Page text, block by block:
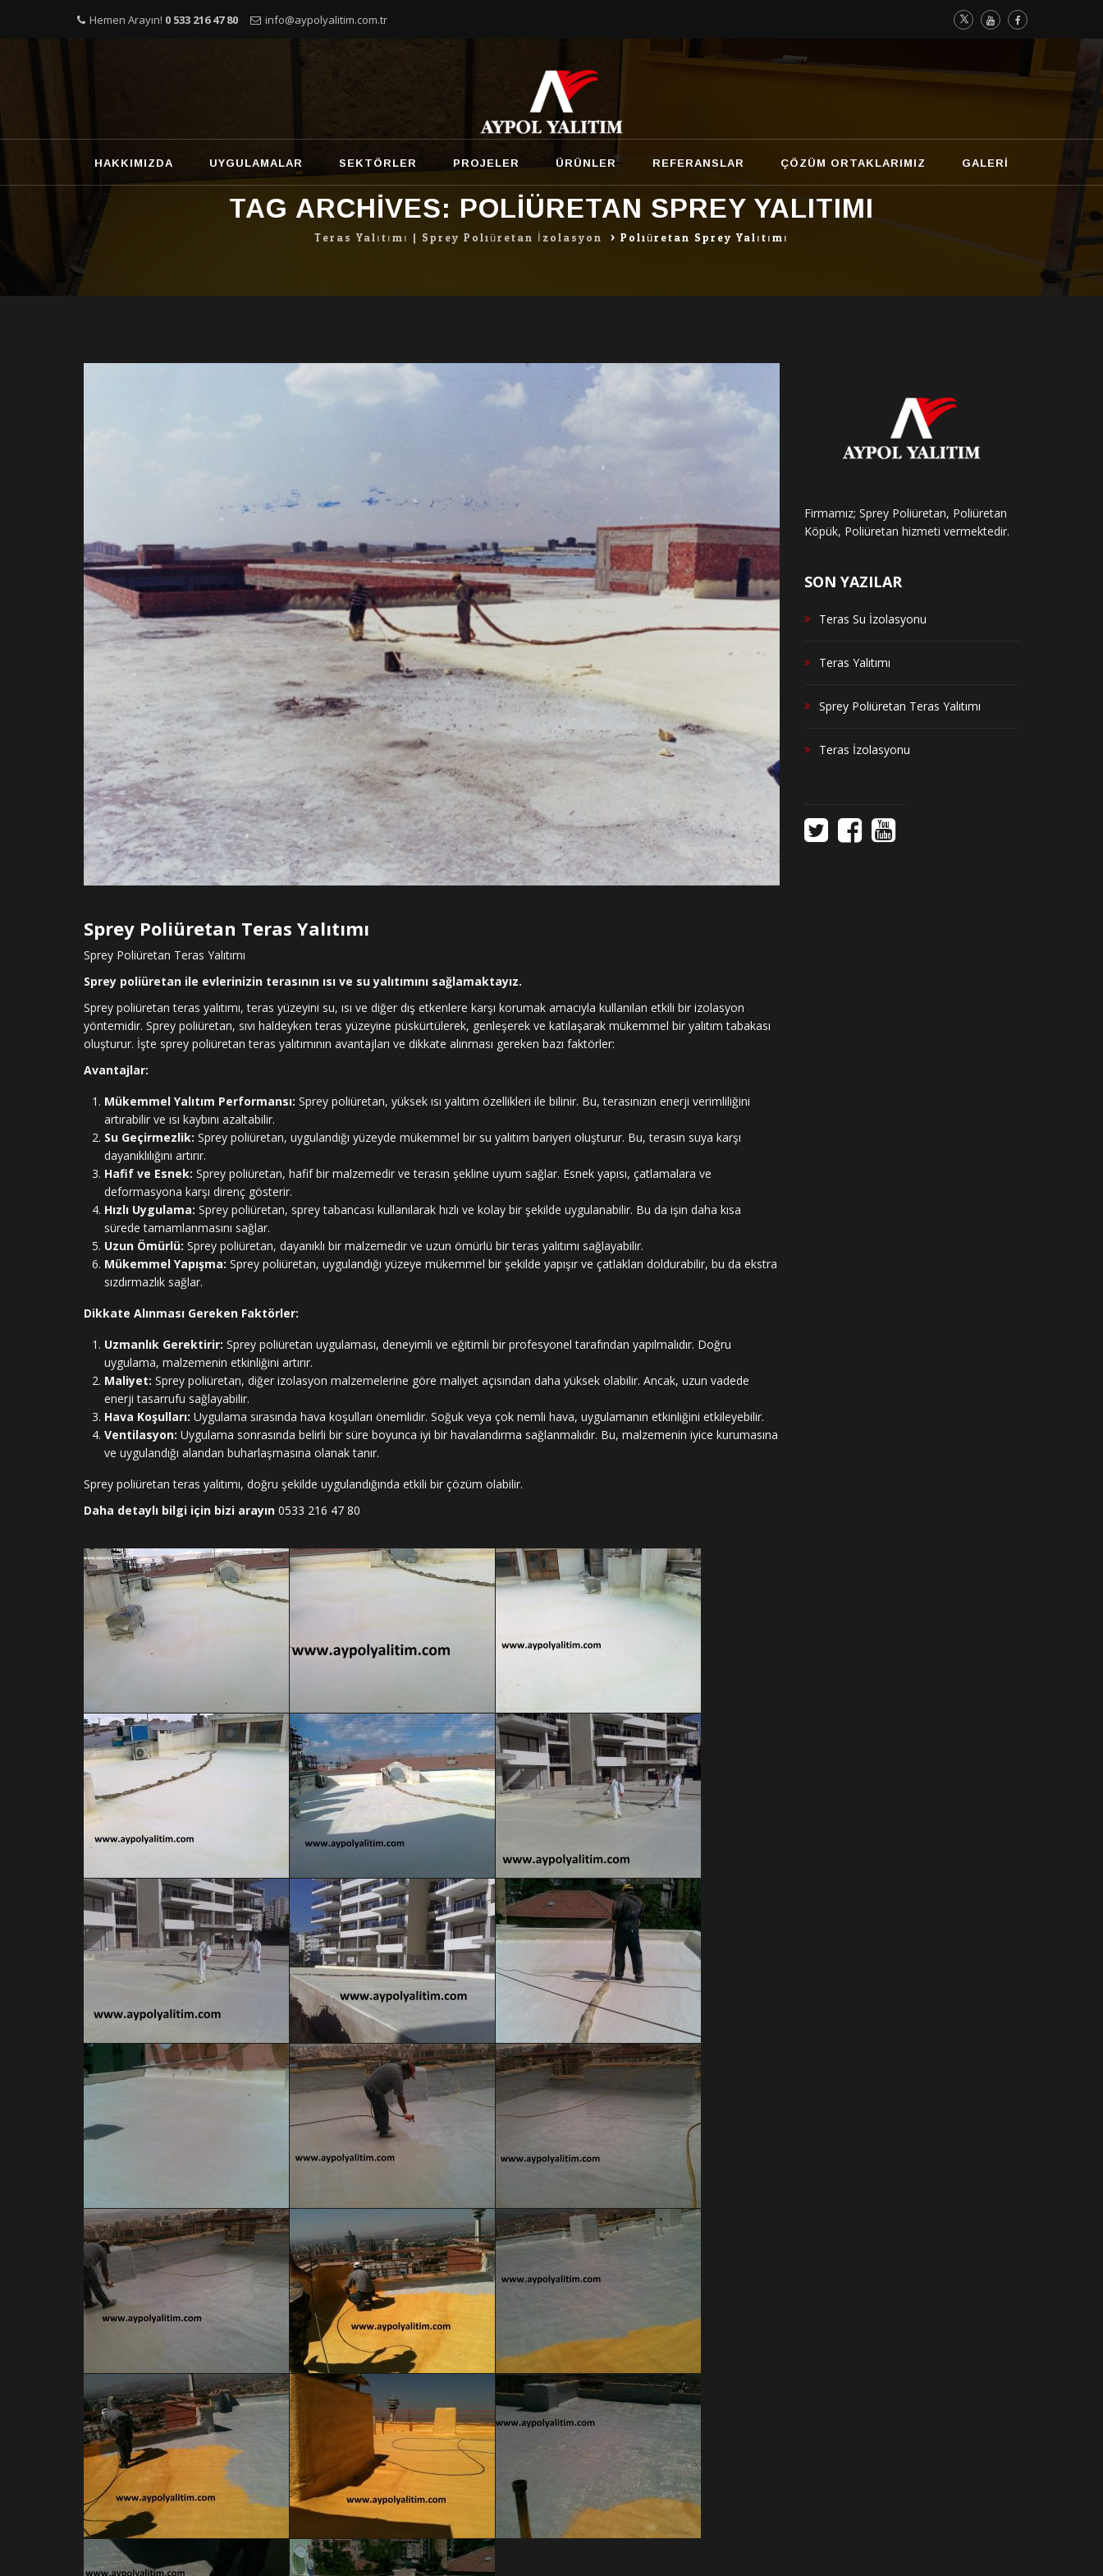
Hemen Arayın! 0 533 216 47 80 info@aypolyalitim.com.tr
content
HAKKIMIZDA UYGULAMALAR SEKTÖRLER PROJELER ÜRÜNLER REFERANSLAR ÇÖZÜM ORTAKLARIMIZ GALERI
TAG ARCHIVES: POLIÜRETAN SPREY YALITIMI
Teras Yalıtımı | Sprey Poliüretan İzolasyon > Poliüretan Sprey Yalıtımı
Sprey Poliüretan Teras Yalıtımı
Sprey Poliüretan Teras Yalıtımı
Sprey poliüretan ile evlerinizin terasının ısı ve su yalıtımını sağlamaktayız.
Sprey poliüretan teras yalıtımı, teras yüzeyini su, ısı ve diğer dış etkenlere karşı korumak amacıyla kullanılan etkili bir izolasyon
yöntemidir. Sprey poliüretan, sıvı haldeyken teras yüzeyine püskürtülerek, genleşerek ve katılaşarak mükemmel bir yalıtım tabakası
oluşturur. İşte sprey poliüretan teras yalıtımının avantajları ve dikkate alınması gereken bazı faktörler:
Avantajlar:
Mükemmel Yalıtım Performansı: Sprey poliüretan, yüksek ısı yalıtım özellikleri ile bilinir. Bu, terasınızın enerji verimliliğini
artırabilir ve ısı kaybını azaltabilir.
Su Geçirmezlik: Sprey poliüretan, uygulandığı yüzeyde mükemmel bir su yalıtım bariyeri oluşturur. Bu, terasın suya karşı
dayanıklılığını artırır.
Hafif ve Esnek: Sprey poliüretan, hafif bir malzemedir ve terasın şekline uyum sağlar. Esnek yapısı, çatlamalara ve
deformasyona karşı direnç gösterir.
Hızlı Uygulama: Sprey poliüretan, sprey tabancası kullanılarak hızlı ve kolay bir şekilde uygulanabilir. Bu da işin daha kısa
sürede tamamlanmasını sağlar.
Uzun Ömürlü: Sprey poliüretan, dayanıklı bir malzemedir ve uzun ömürlü bir teras yalıtımı sağlayabilir.
Mükemmel Yapışma: Sprey poliüretan, uygulandığı yüzeye mükemmel bir şekilde yapışır ve çatlakları doldurabilir, bu da ekstra
sızdırmazlık sağlar.
Dikkate Alınması Gereken Faktörler:
Uzmanlık Gerektirir: Sprey poliüretan uygulaması, deneyimli ve eğitimli bir profesyonel tarafından yapılmalıdır. Doğru
uygulama, malzemenin etkinliğini artırır.
Maliyet: Sprey poliüretan, diğer izolasyon malzemelerine göre maliyet açısından daha yüksek olabilir. Ancak, uzun vadede
enerji tasarrufu sağlayabilir.
Hava Koşulları: Uygulama sırasında hava koşulları önemlidir. Soğuk veya çok nemli hava, uygulamanın etkinliğini etkileyebilir.
Ventilasyon: Uygulama sonrasında belirli bir süre boyunca iyi bir havalandırma sağlanmalıdır. Bu, malzemenin iyice kurumasına
ve uygulandığı alandan buharlaşmasına olanak tanır.
Sprey poliüretan teras yalıtımı, doğru şekilde uygulandığında etkili bir çözüm olabilir.
Daha detaylı bilgi için bizi arayın 0533 216 47 80
Firmamız; Sprey Poliüretan, Poliüretan
Köpük, Poliüretan hizmeti vermektedir.
SON YAZILAR
Teras Su İzolasyonu
Teras Yalıtımı
Sprey Poliüretan Teras Yalıtımı
Teras İzolasyonu